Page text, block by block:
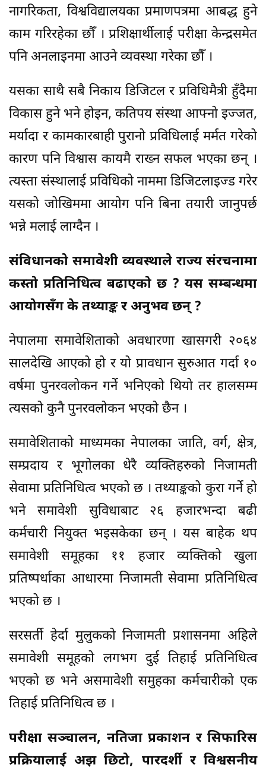
नागरिकता, विश्वविद्यालयका प्रमाणपत्रमा आबद्ध हुने
काम गरिरहेका छौँ । प्रशिक्षार्थीलाई परीक्षा केन्द्रसमेत
पनि अनलाइनमा आउने व्यवस्था गरेका छौँ ।
यसका साथै सबै निकाय डिजिटल र प्रविधिमैत्री हुँदैमा
विकास हुने भने होइन, कतिपय संस्था आफ्नो इज्जत,
मर्यादा र कामकारबाही पुरानो प्रविधिलाई मर्मत गरेको
कारण पनि विश्वास कायमै राख्न सफल भएका छन् ।
त्यस्ता संस्थालाई प्रविधिको नाममा डिजिटलाइज्ड गरेर
यसको जोखिममा आयोग पनि बिना तयारी जानुपर्छ
भन्ने मलाई लाग्दैन ।
संविधानको समावेशी व्यवस्थाले राज्य संरचनामा
कस्तो प्रतिनिधित्व बढाएको छ ? यस सम्बन्धमा
आयोगसँग के तथ्याङ्क र अनुभव छन् ?
नेपालमा समावेशिताको अवधारणा खासगरी २०६४
सालदेखि आएको हो र यो प्रावधान सुरुआत गर्दा १०
वर्षमा पुनरवलोकन गर्ने भनिएको थियो तर हालसम्म
त्यसको कुनै पुनरवलोकन भएको छैन ।
समावेशिताको माध्यमका नेपालका जाति, वर्ग, क्षेत्र,
सम्प्रदाय र भूगोलका धेरै व्यक्तिहरुको निजामती
सेवामा प्रतिनिधित्व भएको छ । तथ्याङ्कको कुरा गर्ने हो
भने समावेशी सुविधाबाट २६ हजारभन्दा बढी
कर्मचारी नियुक्त भइसकेका छन् । यस बाहेक थप
समावेशी समूहका ११ हजार व्यक्तिको खुला
प्रतिष्पर्धाका आधारमा निजामती सेवामा प्रतिनिधित्व
भएको छ ।
सरसर्ती हेर्दा मुलुकको निजामती प्रशासनमा अहिले
समावेशी समूहको लगभग दुई तिहाई प्रतिनिधित्व
भएको छ भने असमावेशी समुहका कर्मचारीको एक
तिहाई प्रतिनिधित्व छ ।
परीक्षा सञ्चालन, नतिजा प्रकाशन र सिफारिस
प्रक्रियालाई अझ छिटो, पारदर्शी र विश्वसनीय